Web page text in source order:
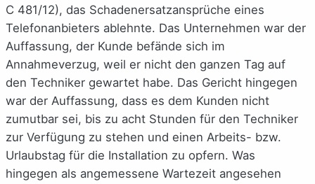
C 481/12), das Schadenersatzansprüche eines
Telefonanbieters ablehnte. Das Unternehmen war der
Auffassung, der Kunde befände sich im
Annahmeverzug, weil er nicht den ganzen Tag auf
den Techniker gewartet habe. Das Gericht hingegen
war der Auffassung, dass es dem Kunden nicht
zumutbar sei, bis zu acht Stunden für den Techniker
zur Verfügung zu stehen und einen Arbeits- bzw.
Urlaubstag für die Installation zu opfern. Was
hingegen als angemessene Wartezeit angesehen